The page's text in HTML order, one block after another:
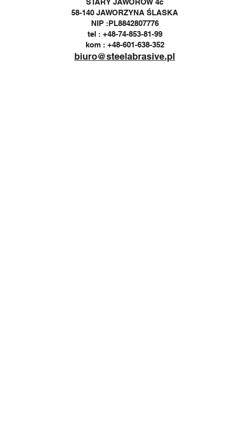
STARY JAWORÓW 4c
58-140 JAWORZYNA ŚLASKA
NIP :PL8842807776
tel : +48-74-853-81-99
kom : +48-601-638-352
biuro@steelabrasive.pl